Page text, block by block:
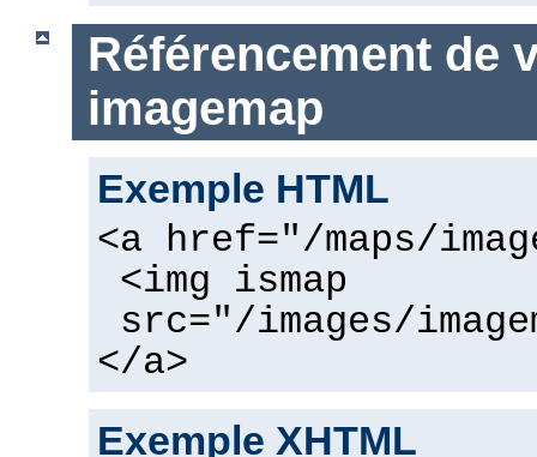
Référencement de
imagemap
Exemple HTML
<a href="/maps/
<img ismap
src="/images/
</a>
Exemple XHTML